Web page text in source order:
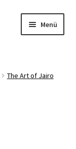
Menü
The Art of Jairo